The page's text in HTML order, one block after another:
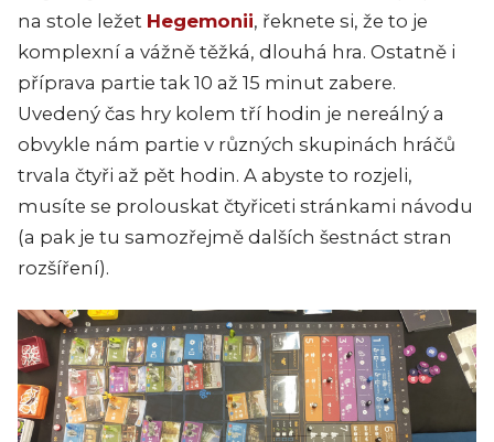
na stole ležet Hegemonii, řeknete si, že to je
komplexní a vážně těžká, dlouhá hra. Ostatně i
příprava partie tak 10 až 15 minut zabere.
Uvedený čas hry kolem tří hodin je nereálný a
obvykle nám partie v různých skupinách hráčů
trvala čtyři až pět hodin. A abyste to rozjeli,
musíte se prolouskat čtyřiceti stránkami návodu
(a pak je tu samozřejmě dalších šestnáct stran
rozšíření).